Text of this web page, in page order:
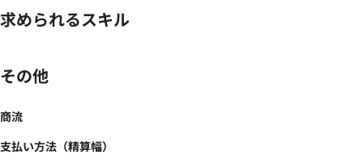
求められるスキル
その他
商流
支払い方法（精算幅）